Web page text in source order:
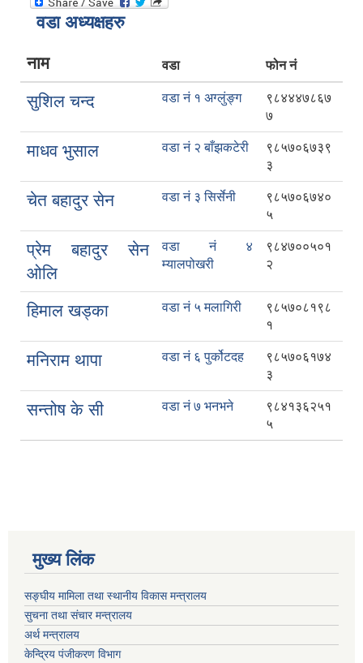
वडा अध्यक्षहरु
नाम वडा फोन नं
सुशिल चन्द वडा नं १ अग्लुंङ्ग
९८४४४७८६७
७
माधव भुसाल वडा नं २ बाँझकटेरी
९८५७०६७३९
३
चेत बहादुर सेन वडा नं ३ सिर्सेनी
९८५७०६७४०
५
प्रेम बहादुर सेन
ओलि
वडा नं ४
म्यालपोखरी
९८४७००५०१
२
हिमाल खड्का वडा नं ५ मलागिरी
९८५७०८१९८
१
मनिराम थापा वडा नं ६ पुर्कोटदह
९८५७०६१७४
३
सन्तोष के सी वडा नं ७ भनभने
९८४१३६२५१
५
मुख्य लिंक
सङ्घीय मामिला तथा स्थानीय विकास मन्त्रालय
सुचना तथा संचार मन्त्रालय
अर्थ मन्त्रालय
केन्द्रिय पंजीकरण विभाग